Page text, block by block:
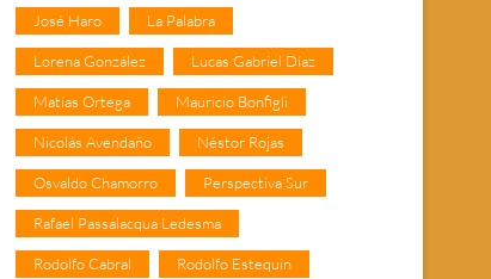
José Haro La Palabra
Lorena González Lucas Gabriel Díaz
Matías Ortega Mauricio Bonfigli
Nicolás Avendaño Néstor Rojas
Osvaldo Chamorro Perspectiva Sur
Rafael Passalacqua Ledesma
Rodolfo Cabral Rodolfo Estequin